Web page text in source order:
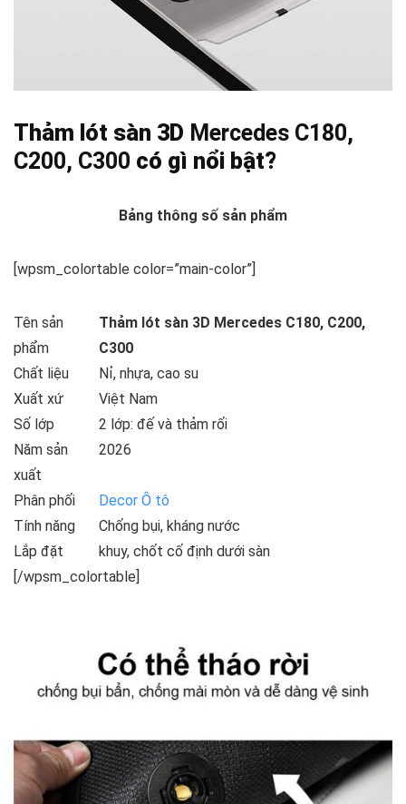
Thảm lót sàn 3D Mercedes C180,
C200, C300 có gì nổi bật?
Bảng thông số sản phẩm
[wpsm_colortable color=”main-color”]
Tên sản
phẩm
Thảm lót sàn 3D Mercedes C180, C200,
C300
Chất liệu
Nỉ, nhựa, cao su
Xuất xứ
Việt Nam
Số lớp
2 lớp: đế và thảm rối
Năm sản
xuất
2026
Phân phối
Decor Ô tô
Tính năng
Chống bụi, kháng nước
Lắp đặt
khuy, chốt cố định dưới sàn
[/wpsm_colortable]